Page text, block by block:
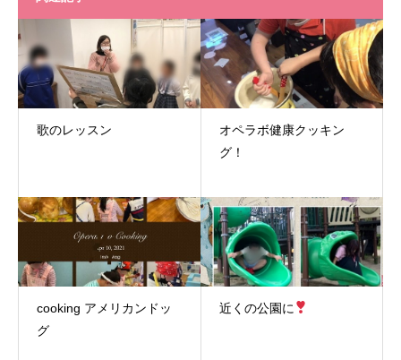
歌のレッスン
オペラボ健康クッキン
グ！
cooking アメリカンドッ
グ
近くの公園に